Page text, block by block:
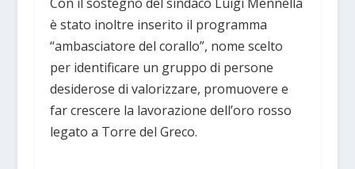
è stato inoltre inserito il programma
“ambasciatore del corallo”, nome scelto
per identificare un gruppo di persone
desiderose di valorizzare, promuovere e
far crescere la lavorazione dell’oro rosso
legato a Torre del Greco.